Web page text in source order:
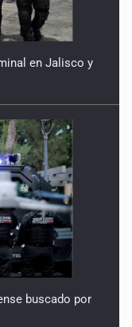
en Jalisco y
buscado por